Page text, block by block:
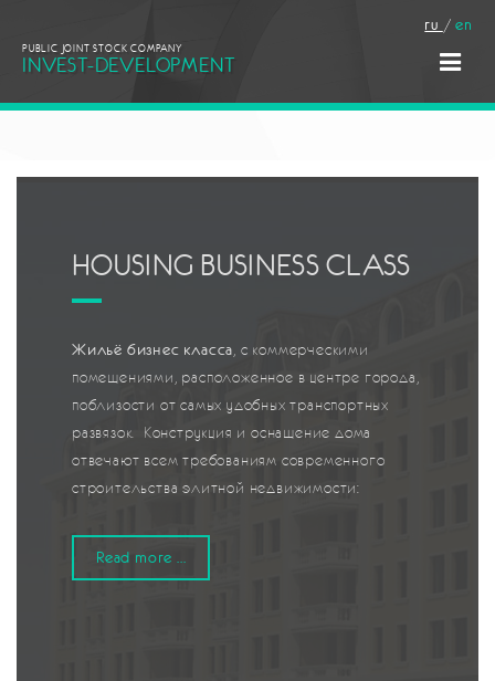
PUBLIC JOINT STOCK COMPANY
INVEST-DEVELOPMENT
ru / en
HOUSING BUSINESS CLASS
Жильё бизнес класса , с коммерческими
помещениями, расположенное в центре города,
поблизости от самых удобных транспортных
развязок. Конструкция и оснащение дома
отвечают всем требованиям современного
строительства элитной недвижимости:
Read more ...